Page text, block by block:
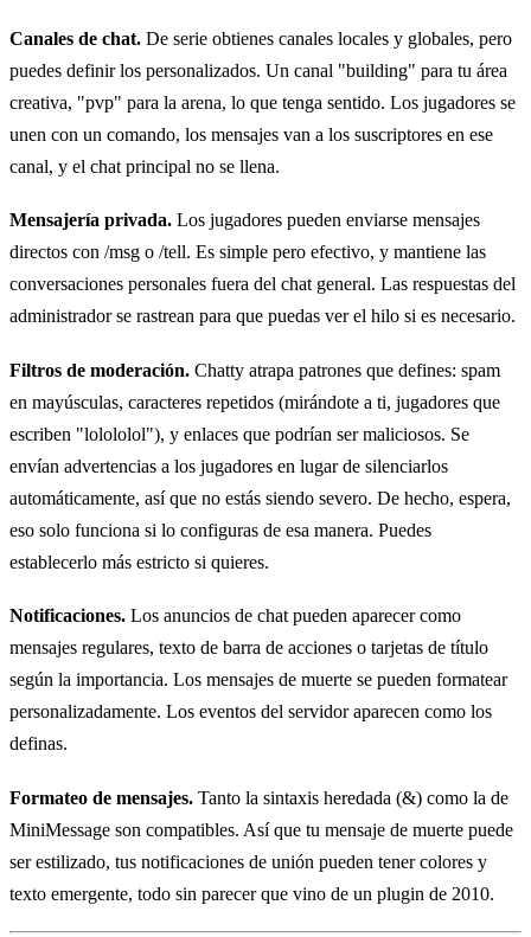
Canales de chat. De serie obtienes canales locales y globales, pero
puedes definir los personalizados. Un canal "building" para tu área
creativa, "pvp" para la arena, lo que tenga sentido. Los jugadores se
unen con un comando, los mensajes van a los suscriptores en ese
canal, y el chat principal no se llena.
Mensajería privada. Los jugadores pueden enviarse mensajes
directos con /msg o /tell. Es simple pero efectivo, y mantiene las
conversaciones personales fuera del chat general. Las respuestas del
administrador se rastrean para que puedas ver el hilo si es necesario.
Filtros de moderación. Chatty atrapa patrones que defines: spam
en mayúsculas, caracteres repetidos (mirándote a ti, jugadores que
escriben "lolololol"), y enlaces que podrían ser maliciosos. Se
envían advertencias a los jugadores en lugar de silenciarlos
automáticamente, así que no estás siendo severo. De hecho, espera,
eso solo funciona si lo configuras de esa manera. Puedes
establecerlo más estricto si quieres.
Notificaciones. Los anuncios de chat pueden aparecer como
mensajes regulares, texto de barra de acciones o tarjetas de título
según la importancia. Los mensajes de muerte se pueden formatear
personalizadamente. Los eventos del servidor aparecen como los
definas.
Formateo de mensajes. Tanto la sintaxis heredada (&) como la de
MiniMessage son compatibles. Así que tu mensaje de muerte puede
ser estilizado, tus notificaciones de unión pueden tener colores y
texto emergente, todo sin parecer que vino de un plugin de 2010.